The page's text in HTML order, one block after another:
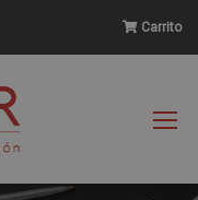
Carrito